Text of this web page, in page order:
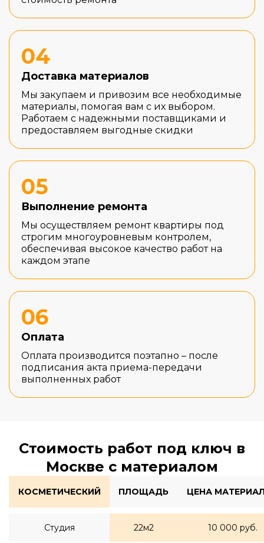
04
Доставка материалов
Мы закупаем и привозим все необходимые
материалы, помогая вам с их выбором.
Работаем с надежными поставщиками и
предоставляем выгодные скидки
05
Выполнение ремонта
Мы осуществляем ремонт квартиры под
строгим многоуровневым контролем,
обеспечивая высокое качество работ на
каждом этапе
06
Оплата
Оплата производится поэтапно – после
подписания акта приема-передачи
выполненных работ
Стоимость работ под ключ в
Москве с материалом
КОСМЕТИЧЕСКИЙ ПЛОЩАДЬ ЦЕНА
Студия 22м2 10 000 руб.